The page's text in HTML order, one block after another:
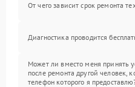
От чего зависит срок ремонта
Диагностика проводится
Может ли вместо меня принять
после ремонта другой человек,
телефон которого я